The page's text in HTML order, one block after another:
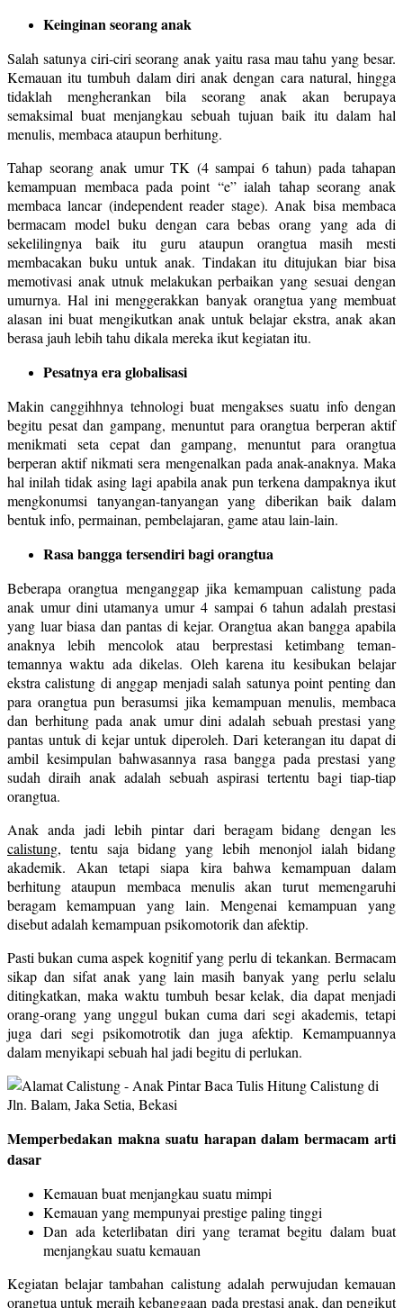
Keinginan seorang anak
Salah satunya ciri-ciri seorang anak yaitu rasa mau tahu yang besar.
Kemauan itu tumbuh dalam diri anak dengan cara natural, hingga
tidaklah mengherankan bila seorang anak akan berupaya
semaksimal buat menjangkau sebuah tujuan baik itu dalam hal
menulis, membaca ataupun berhitung.
Tahap seorang anak umur TK (4 sampai 6 tahun) pada tahapan
kemampuan membaca pada point “e” ialah tahap seorang anak
membaca lancar (independent reader stage). Anak bisa membaca
bermacam model buku dengan cara bebas orang yang ada di
sekelilingnya baik itu guru ataupun orangtua masih mesti
membacakan buku untuk anak. Tindakan itu ditujukan biar bisa
memotivasi anak utnuk melakukan perbaikan yang sesuai dengan
umurnya. Hal ini menggerakkan banyak orangtua yang membuat
alasan ini buat mengikutkan anak untuk belajar ekstra, anak akan
berasa jauh lebih tahu dikala mereka ikut kegiatan itu.
Pesatnya era globalisasi
Makin canggihhnya tehnologi buat mengakses suatu info dengan
begitu pesat dan gampang, menuntut para orangtua berperan aktif
menikmati seta cepat dan gampang, menuntut para orangtua
berperan aktif nikmati sera mengenalkan pada anak-anaknya. Maka
hal inilah tidak asing lagi apabila anak pun terkena dampaknya ikut
mengkonumsi tanyangan-tanyangan yang diberikan baik dalam
bentuk info, permainan, pembelajaran, game atau lain-lain.
Rasa bangga tersendiri bagi orangtua
Beberapa orangtua menganggap jika kemampuan calistung pada
anak umur dini utamanya umur 4 sampai 6 tahun adalah prestasi
yang luar biasa dan pantas di kejar. Orangtua akan bangga apabila
anaknya lebih mencolok atau berprestasi ketimbang teman-
temannya waktu ada dikelas. Oleh karena itu kesibukan belajar
ekstra calistung di anggap menjadi salah satunya point penting dan
para orangtua pun berasumsi jika kemampuan menulis, membaca
dan berhitung pada anak umur dini adalah sebuah prestasi yang
pantas untuk di kejar untuk diperoleh. Dari keterangan itu dapat di
ambil kesimpulan bahwasannya rasa bangga pada prestasi yang
sudah diraih anak adalah sebuah aspirasi tertentu bagi tiap-tiap
orangtua.
Anak anda jadi lebih pintar dari beragam bidang dengan les
calistung, tentu saja bidang yang lebih menonjol ialah bidang
akademik. Akan tetapi siapa kira bahwa kemampuan dalam
berhitung ataupun membaca menulis akan turut memengaruhi
beragam kemampuan yang lain. Mengenai kemampuan yang
disebut adalah kemampuan psikomotorik dan afektip.
Pasti bukan cuma aspek kognitif yang perlu di tekankan. Bermacam
sikap dan sifat anak yang lain masih banyak yang perlu selalu
ditingkatkan, maka waktu tumbuh besar kelak, dia dapat menjadi
orang-orang yang unggul bukan cuma dari segi akademis, tetapi
juga dari segi psikomotrotik dan juga afektip. Kemampuannya
dalam menyikapi sebuah hal jadi begitu di perlukan.
Memperbedakan makna suatu harapan dalam bermacam arti
dasar
Kemauan buat menjangkau suatu mimpi
Kemauan yang mempunyai prestige paling tinggi
Dan ada keterlibatan diri yang teramat begitu dalam buat
menjangkau suatu kemauan
Kegiatan belajar tambahan calistung adalah perwujudan kemauan
orangtua untuk meraih kebanggaan pada prestasi anak, dan pengikut